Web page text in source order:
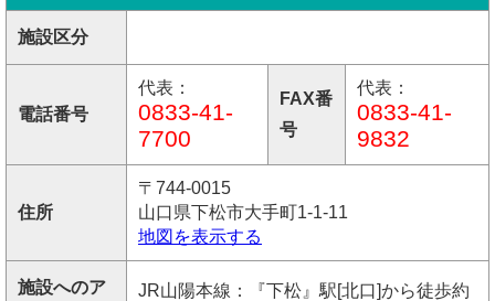
施設区分
電話番号
代表：
0833-41-
7700
FAX番
号
代表：
0833-41-
9832
住所
〒744-0015
山口県下松市大手町1-1-11
地図を表示する
施設へのア
JR山陽本線：『下松』駅[北口]から徒歩約